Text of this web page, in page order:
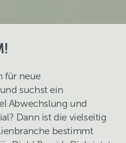
für neue
suchst ein
Abwechslung und
Dann ist die vielseitig
bestimmt